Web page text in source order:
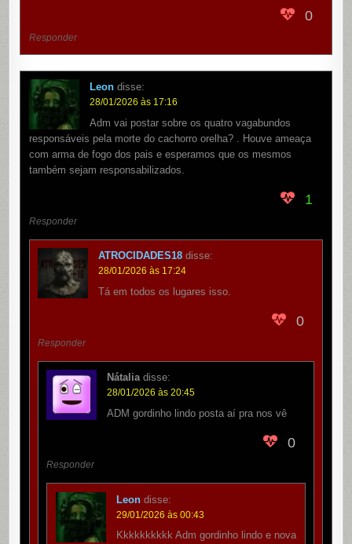
0
Responder
Leon disse:
28/01/2026 às 17:16
Adm vai postar sobre os quatro vagabundos
responsáveis pela morte do cachorro orelha? . Houve ameaça
com arma de fogo dos pais e esperamos que os mesmos
também sejam responsabilizados.
1
Responder
ATROCIDADES18 disse:
28/01/2026 às 17:24
Tá em todos os lugares isso.
0
Responder
Nátalia disse:
28/01/2026 às 20:45
ADM gordinho lindo posta aí pra nos vê
0
Responder
Leon disse:
29/01/2026 às 00:43
Kkkkkkkkkk Adm gordinho lindo e nova